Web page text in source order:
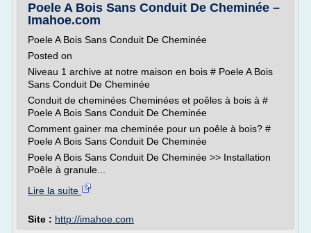
Poele A Bois Sans Conduit De Cheminée –
Imahoe.com
Poele A Bois Sans Conduit De Cheminée
Posted on
Niveau 1 archive at notre maison en bois # Poele A Bois
Sans Conduit De Cheminée
Conduit de cheminées Cheminées et poêles à bois à #
Poele A Bois Sans Conduit De Cheminée
Comment gainer ma cheminée pour un poêle à bois? #
Poele A Bois Sans Conduit De Cheminée
Poele A Bois Sans Conduit De Cheminée >> Installation
Poêle à granule...
Lire la suite
Site : http://imahoe.com